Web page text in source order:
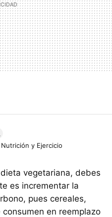
y Ejercicio
vegetariana, debes
es incrementar la
pues cereales,
en reemplazo